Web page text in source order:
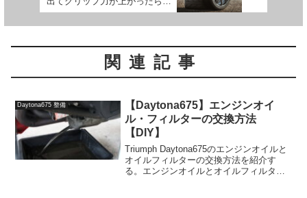
い
関連記事
Daytona675 整備
【Daytona675】エンジンオイ
ル・フィルターの交換方法
【DIY】
Triumph Daytona675のエンジンオイルと
オイルフィルターの交換方法を紹介す
る。エンジンオイルとオイルフィルター